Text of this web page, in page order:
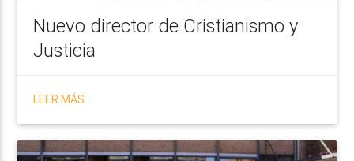
Nuevo director de Cristianismo y
Justicia
LEER MÁS...